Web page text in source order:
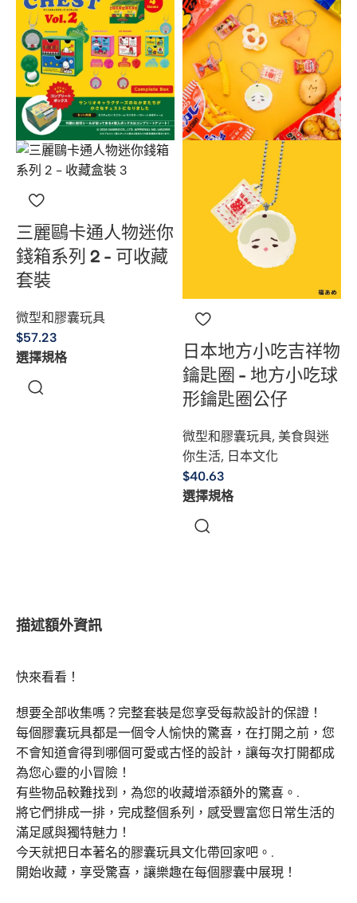
三麗鷗卡通人物迷你
錢箱系列 2 - 可收藏
套裝
微型和膠囊玩具
$57.23
選擇規格
日本地方小吃吉祥物
鑰匙圈 - 地方小吃球
形鑰匙圈公仔
微型和膠囊玩具, 美食與迷
你生活, 日本文化
$40.63
選擇規格
描述額外資訊
快來看看！
想要全部收集嗎？完整套裝是您享受每款設計的保證！
每個膠囊玩具都是一個令人愉快的驚喜，在打開之前，您
不會知道會得到哪個可愛或古怪的設計，讓每次打開都成
為您心靈的小冒險！
有些物品較難找到，為您的收藏增添額外的驚喜。.
將它們排成一排，完成整個系列，感受豐富您日常生活的
滿足感與獨特魅力！
今天就把日本著名的膠囊玩具文化帶回家吧。.
開始收藏，享受驚喜，讓樂趣在每個膠囊中展現！